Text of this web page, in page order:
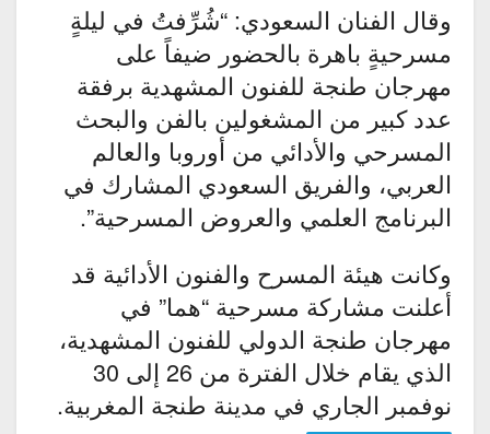
وقال الفنان السعودي: “شُرِّفتُ في ليلةٍ
مسرحيةٍ باهرة بالحضور ضيفاً على
مهرجان طنجة للفنون المشهدية برفقة
عدد كبير من المشغولين بالفن والبحث
المسرحي والأدائي من أوروبا والعالم
العربي، والفريق السعودي المشارك في
البرنامج العلمي والعروض المسرحية”.
وكانت هيئة المسرح والفنون الأدائية قد
أعلنت مشاركة مسرحية “هما” في
مهرجان طنجة الدولي للفنون المشهدية،
الذي يقام خلال الفترة من 26 إلى 30
نوفمبر الجاري في مدينة طنجة المغربية.